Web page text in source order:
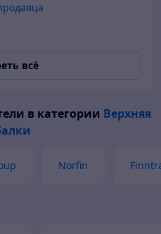
всё
в категории Верхняя
Norfin